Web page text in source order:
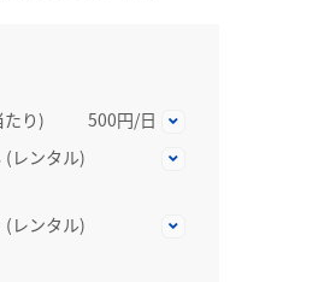
り)
500円/日
(レンタル)
(レンタル)